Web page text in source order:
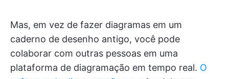
Mas, em vez de fazer diagramas em um
caderno de desenho antigo, você pode
colaborar com outras pessoas em uma
plataforma de diagramação em tempo real. O